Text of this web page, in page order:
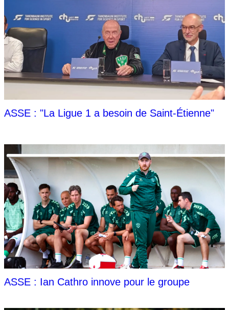
ASSE : "La Ligue 1 a besoin de Saint-Étienne"
ASSE : Ian Cathro innove pour le groupe